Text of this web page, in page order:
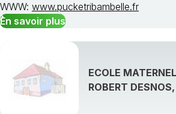
WWW: www.pucketribambelle.fr
En savoir plus
ECOLE
ROBERT